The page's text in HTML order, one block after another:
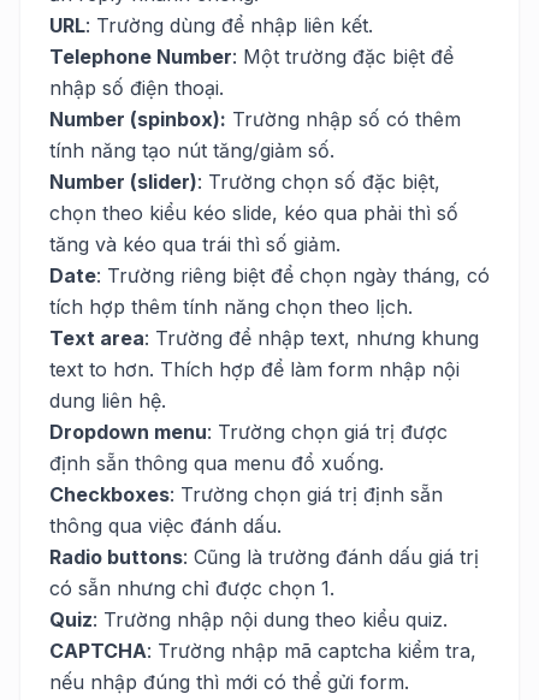
URL: Trường dùng để nhập liên kết.
Telephone Number: Một trường đặc biệt để
nhập số điện thoại.
Number (spinbox): Trường nhập số có thêm
tính năng tạo nút tăng/giảm số.
Number (slider): Trường chọn số đặc biệt,
chọn theo kiểu kéo slide, kéo qua phải thì số
tăng và kéo qua trái thì số giảm.
Date: Trường riêng biệt để chọn ngày tháng, có
tích hợp thêm tính năng chọn theo lịch.
Text area: Trường để nhập text, nhưng khung
text to hơn. Thích hợp để làm form nhập nội
dung liên hệ.
Dropdown menu: Trường chọn giá trị được
định sẵn thông qua menu đổ xuống.
Checkboxes: Trường chọn giá trị định sẵn
thông qua việc đánh dấu.
Radio buttons: Cũng là trường đánh dấu giá trị
có sẵn nhưng chỉ được chọn 1.
Quiz: Trường nhập nội dung theo kiểu quiz.
CAPTCHA: Trường nhập mã captcha kiểm tra,
nếu nhập đúng thì mới có thể gửi form.